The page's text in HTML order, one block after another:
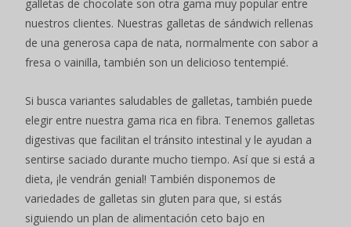
galletas de chocolate son otra gama muy popular entre
nuestros clientes. Nuestras galletas de sándwich rellenas
de una generosa capa de nata, normalmente con sabor a
fresa o vainilla, también son un delicioso tentempié.
Si busca variantes saludables de galletas, también puede
elegir entre nuestra gama rica en fibra. Tenemos galletas
digestivas que facilitan el tránsito intestinal y le ayudan a
sentirse saciado durante mucho tiempo. Así que si está a
dieta, ¡le vendrán genial! También disponemos de
variedades de galletas sin gluten para que, si estás
siguiendo un plan de alimentación ceto bajo en